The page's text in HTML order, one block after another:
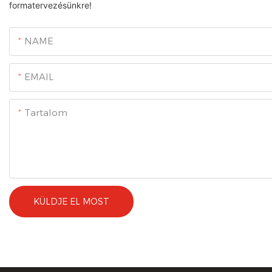
formatervezésünkre!
NAME
EMAIL
Tartalom
KÜLDJE EL MOST